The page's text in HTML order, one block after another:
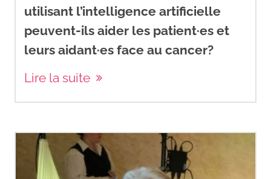
utilisant l’intelligence artificielle
peuvent-ils aider les patient·es et
leurs aidant·es face au cancer?
Lire la suite